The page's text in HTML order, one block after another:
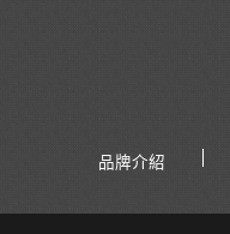
品牌介紹